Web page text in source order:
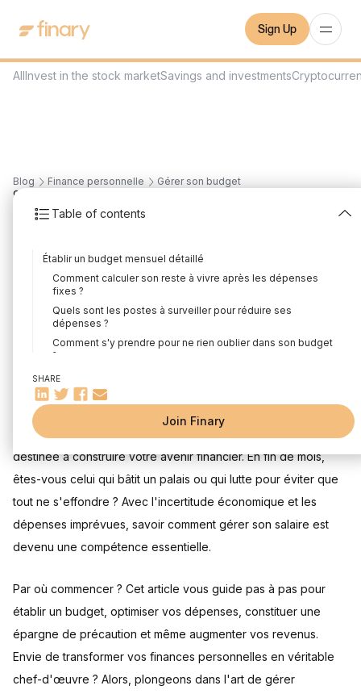
Sign Up
AllInvest in the stock marketSavings and investments
Blog Finance personnelle Gérer son budget
Table of contents
Établir un budget mensuel détaillé
Comment calculer son reste à vivre après les dépenses
fixes ?
Quels sont les postes à surveiller pour réduire ses
dépenses ?
Comment s'y prendre pour ne rien oublier dans son budget
?
La règle 50/30/20 est-elle adaptée à toutes les situations ?
Constituer une épargne de précaution
Combien d'argent mettre de côté chaque mois ?
Simuler son budget
Quand puiser dans cette épargne ?
Quelles sont les dépenses superflues à supprimer en
priorité ?
Des applications pour m'aider à suivre mes dépenses ?
Augmenter ses revenus
Comment valoriser ses compétences pour négocier une
augmentation ?
Quelles activités complémentaires sont possibles en plus
du travail ?
SHARE
Join Finary
9
salaire : le guide
complet
Written byLouis Sellier
Imaginez que chaque euro de votre salaire soit une brique
destinée à construire votre avenir financier. En fin de mois,
êtes-vous celui qui bâtit un palais ou qui lutte pour éviter que
tout ne s'effondre ? Avec l'incertitude économique et les
dépenses imprévues, savoir comment gérer son salaire est
devenu une compétence essentielle.
Par où commencer ? Cet article vous guide pas à pas pour
établir un budget, optimiser vos dépenses, constituer une
épargne de précaution et même augmenter vos revenus.
Envie de transformer vos finances personnelles en véritable
chef-d'œuvre ? Alors, plongeons dans l'art de gérer